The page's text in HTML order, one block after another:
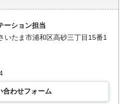
ーション担当
いたま市浦和区高砂三丁目15番1
合わせフォーム